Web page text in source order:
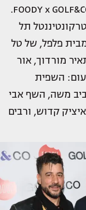
קולקציית המטבח החדשה של FOODY x GOLF&CO.
תל
מבית פלפל, של טל
מורדוך, אור
השפית
משה, השף אבי
קדוש, ורבים